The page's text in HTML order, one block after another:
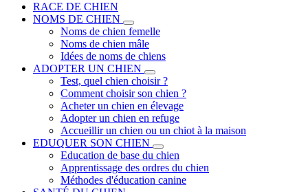
RACE DE CHIEN
NOMS DE CHIEN
Noms de chien femelle
Noms de chien mâle
Idées de noms de chiens
ADOPTER UN CHIEN
Test, quel chien choisir ?
Comment choisir son chien ?
Acheter un chien en élevage
Adopter un chien en refuge
Accueillir un chien ou un chiot à la maison
EDUQUER SON CHIEN
Education de base du chien
Apprentissage des ordres du chien
Méthodes d'éducation canine